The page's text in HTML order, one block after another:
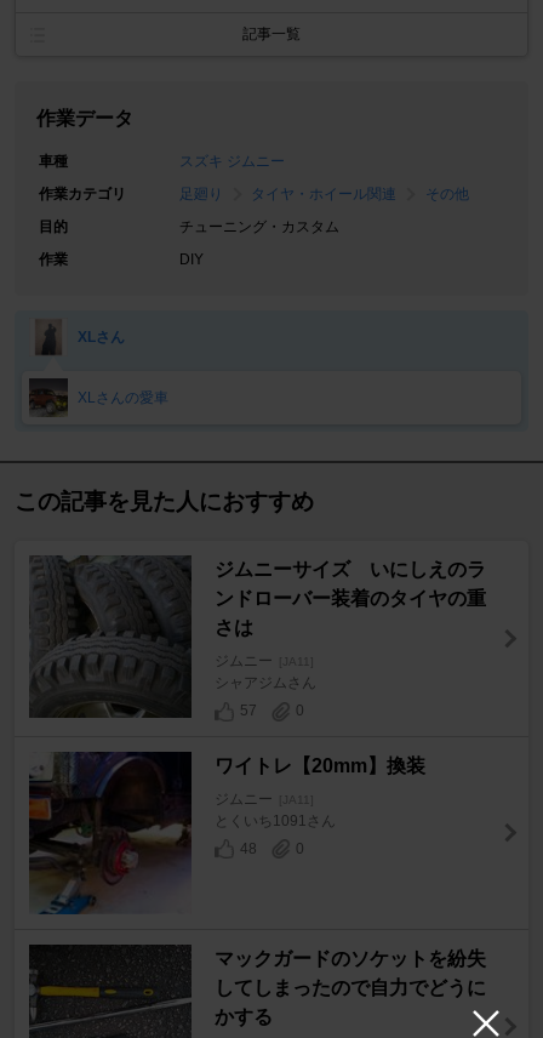
記事一覧
作業データ
車種
スズキ ジムニー
作業カテゴリ
足廻り タイヤ・ホイール関連
その他
目的
チューニング・カスタム
作業
DIY
XLさん
XLさんの愛車
この記事を見た人におすすめ
ジムニーサイズ いにしえのラ
ンドローバー装着のタイヤの重
さは
ジムニー [JA11]
シャアジムさん
57
0
ワイトレ【20mm】換装
ジムニー [JA11]
とくいち1091さん
48
0
マックガードのソケットを紛失
してしまったので自力でどうに
かする